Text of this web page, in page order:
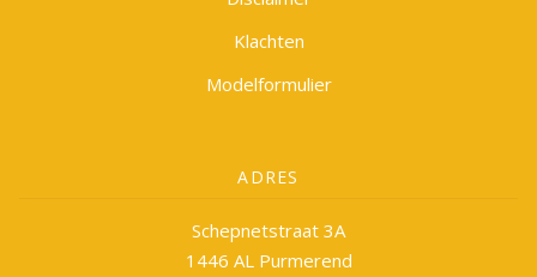
Klachten
Modelformulier
ADRES
Schepnetstraat 3A
1446 AL Purmerend